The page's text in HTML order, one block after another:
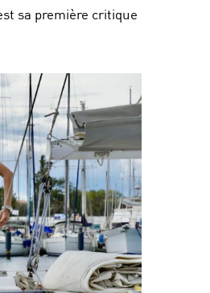
sa première critique